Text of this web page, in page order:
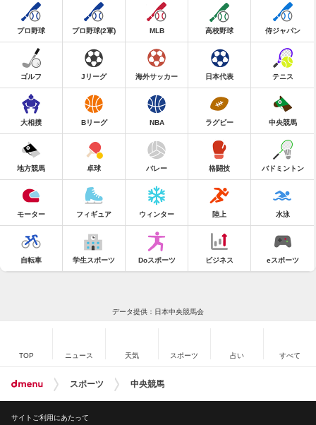
プロ野球 プロ野球(2軍) MLB 高校野球 侍ジャパン
ゴルフ Jリーグ 海外サッカー 日本代表 テニス
大相撲 Bリーグ NBA ラグビー 中央競馬
地方競馬 卓球 バレー 格闘技 バドミントン
モーター フィギュア ウィンター 陸上 水泳
自転車 学生スポーツ Doスポーツ ビジネス eスポーツ
データ提供：日本中央競馬会
TOP ニュース 天気 スポーツ 占い すべて
スポーツ 中央競馬
サイトご利用にあたって